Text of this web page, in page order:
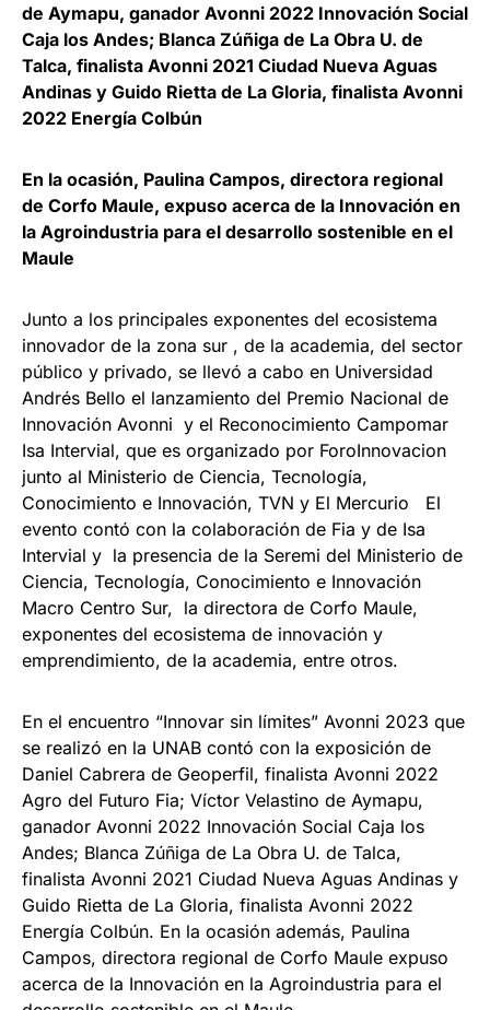
de Aymapu, ganador Avonni 2022 Innovación Social
Caja los Andes; Blanca Zúñiga de La Obra U. de
Talca, finalista Avonni 2021 Ciudad Nueva Aguas
Andinas y Guido Rietta de La Gloria, finalista Avonni
2022 Energía Colbún
En la ocasión, Paulina Campos, directora regional
de Corfo Maule, expuso acerca de la Innovación en
la Agroindustria para el desarrollo sostenible en el
Maule
Junto a los principales exponentes del ecosistema
innovador de la zona sur , de la academia, del sector
público y privado, se llevó a cabo en Universidad
Andrés Bello el lanzamiento del Premio Nacional de
Innovación Avonni y el Reconocimiento Campomar
Isa Intervial, que es organizado por ForoInnovacion
junto al Ministerio de Ciencia, Tecnología,
Conocimiento e Innovación, TVN y El Mercurio El
evento contó con la colaboración de Fia y de Isa
Intervial y la presencia de la Seremi del Ministerio de
Ciencia, Tecnología, Conocimiento e Innovación
Macro Centro Sur, la directora de Corfo Maule,
exponentes del ecosistema de innovación y
emprendimiento, de la academia, entre otros.
En el encuentro “Innovar sin límites” Avonni 2023 que
se realizó en la UNAB contó con la exposición de
Daniel Cabrera de Geoperfil, finalista Avonni 2022
Agro del Futuro Fia; Víctor Velastino de Aymapu,
ganador Avonni 2022 Innovación Social Caja los
Andes; Blanca Zúñiga de La Obra U. de Talca,
finalista Avonni 2021 Ciudad Nueva Aguas Andinas y
Guido Rietta de La Gloria, finalista Avonni 2022
Energía Colbún. En la ocasión además, Paulina
Campos, directora regional de Corfo Maule expuso
acerca de la Innovación en la Agroindustria para el